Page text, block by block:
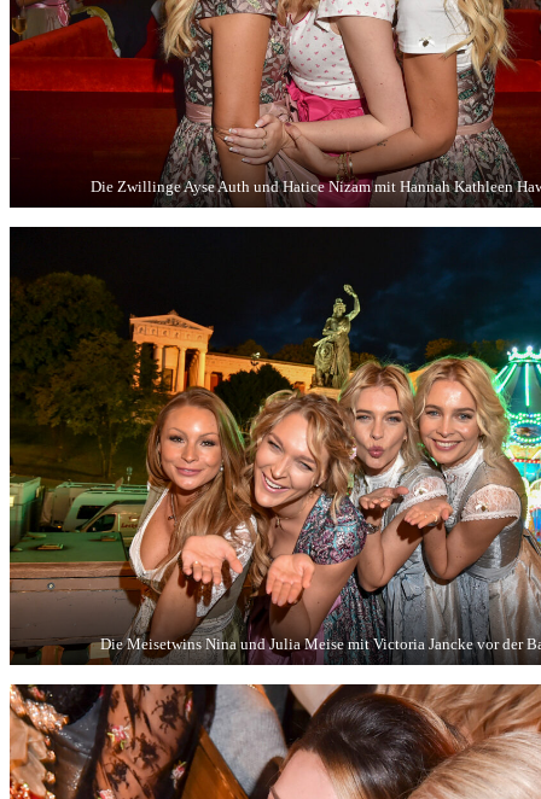
Die Zwillinge Ayse Auth und Hatice Nizam mit Hannah Kathleen
Die Meisetwins Nina und Julia Meise mit Victoria Jancke vor der